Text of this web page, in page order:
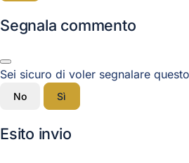
Segnala commento
Sei sicuro di voler segnalare
No Sì
Esito invio